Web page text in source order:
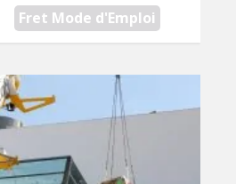
Fret Mode d'Emploi